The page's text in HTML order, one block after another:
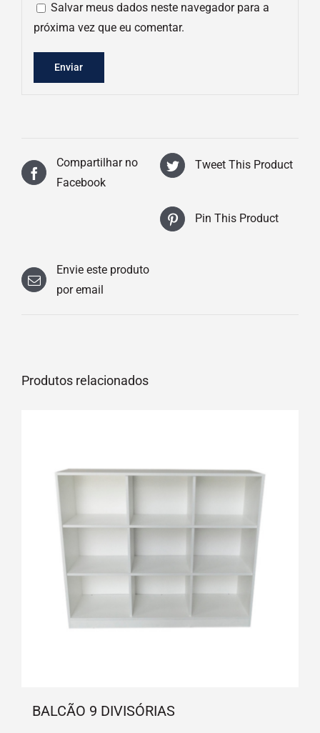
Salvar meus dados neste navegador para a
próxima vez que eu comentar.
Compartilhar no
Facebook
Tweet This Product
Pin This Product
Envie este produto
por email
Produtos relacionados
BALCÃO 9 DIVISÓRIAS